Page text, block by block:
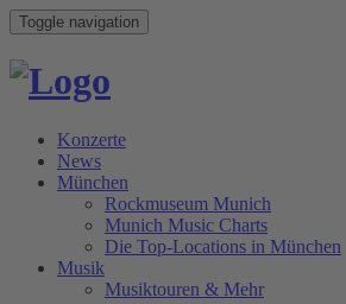
Toggle navigation
Konzerte
News
München
Rockmuseum Munich
Munich Music Charts
Die Top-Locations in München
Musik
Musiktouren & Mehr